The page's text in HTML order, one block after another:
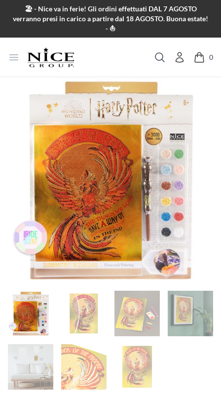
Salta al contenuto
🏖️ - Nice va in ferie! Gli ordini effettuati DAL 7 AGOSTO
verranno presi in carico a partire dal 18 AGOSTO. Buona estate!
- ⛵
Apri menu
Cerca
0